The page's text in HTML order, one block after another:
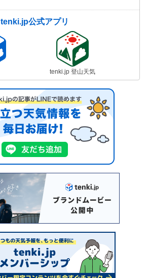
tenki.jp公式アプリ
tenki.jp 登山天気